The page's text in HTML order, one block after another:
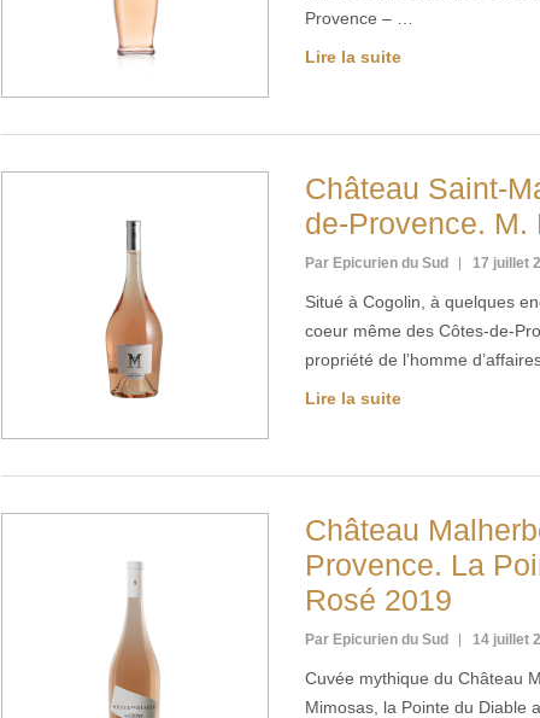
Provence – …
Lire la suite
Château Saint-
de-Provence. M.
Par Epicurien du Sud 17 juillet
Situé à Cogolin, à quelques
coeur même des Côtes-de-
propriété de l’homme
Lire la suite
Château
Provence. La
Rosé 2019
Par Epicurien du Sud 14 juillet
Cuvée mythique du Château
Mimosas, la Pointe du Diable